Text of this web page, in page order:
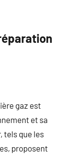
gaz est
et sa
tels que les
proposent